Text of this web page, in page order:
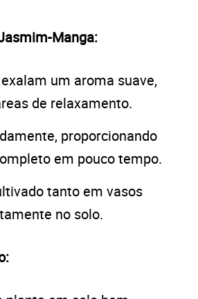
Manga:
um aroma suave,
de relaxamento.
proporcionando
em pouco tempo.
tanto em vasos
no solo.